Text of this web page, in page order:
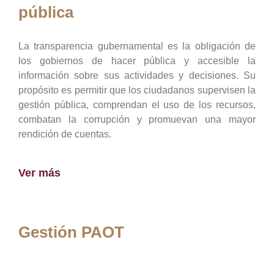
pública
La transparencia gubernamental es la obligación de
los gobiernos de hacer pública y accesible la
información sobre sus actividades y decisiones. Su
propósito es permitir que los ciudadanos supervisen la
gestión pública, comprendan el uso de los recursos,
combatan la corrupción y promuevan una mayor
rendición de cuentas.
Ver más
Gestión PAOT